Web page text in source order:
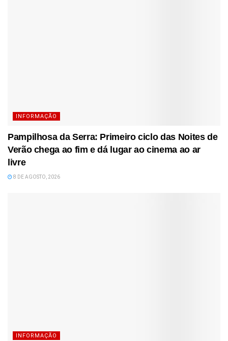
INFORMAÇÃO
Pampilhosa da Serra: Primeiro ciclo das Noites de
Verão chega ao fim e dá lugar ao cinema ao ar
livre
8 DE AGOSTO, 2026
INFORMAÇÃO